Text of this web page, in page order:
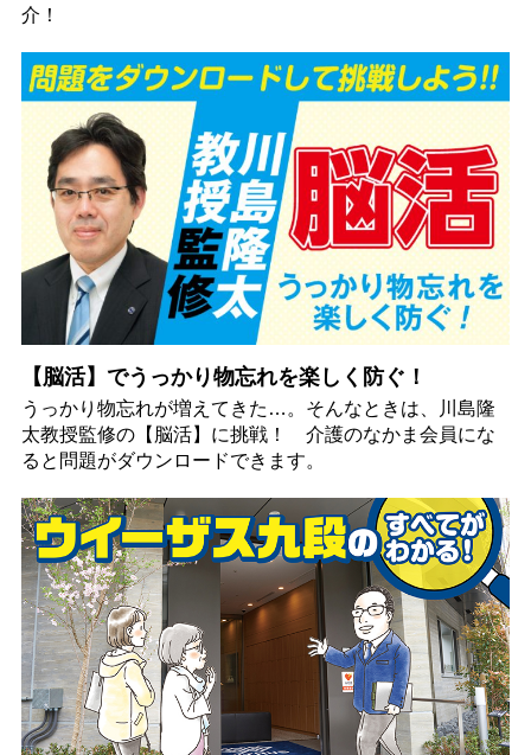
介！
【脳活】でうっかり物忘れを楽しく防ぐ！
うっかり物忘れが増えてきた…。そんなときは、川島隆
太教授監修の【脳活】に挑戦！ 介護のなかま会員にな
ると問題がダウンロードできます。